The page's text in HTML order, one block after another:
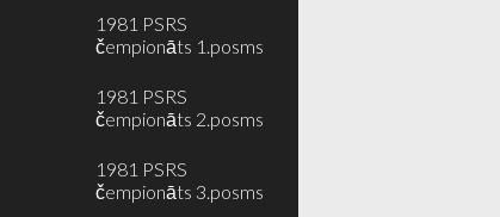
1981 PSRS
čempionāts 1.posms
1981 PSRS
čempionāts 2.posms
1981 PSRS
čempionāts 3.posms